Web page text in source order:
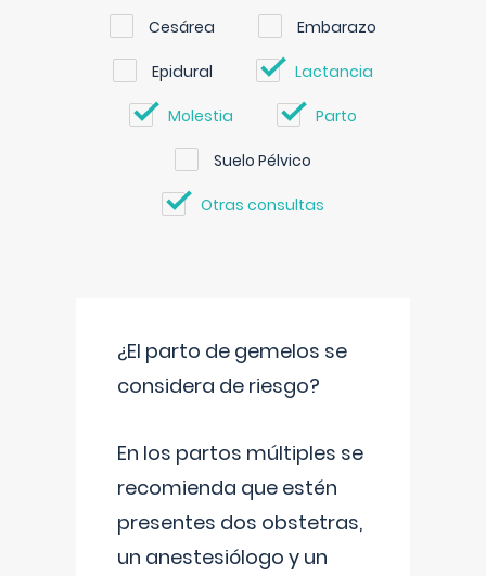
Cesárea Embarazo
Epidural Lactancia
Molestia Parto
Suelo Pélvico
Otras consultas
¿El parto de gemelos se
considera de riesgo?
En los partos múltiples se
recomienda que estén
presentes dos obstetras,
un anestesiólogo y un